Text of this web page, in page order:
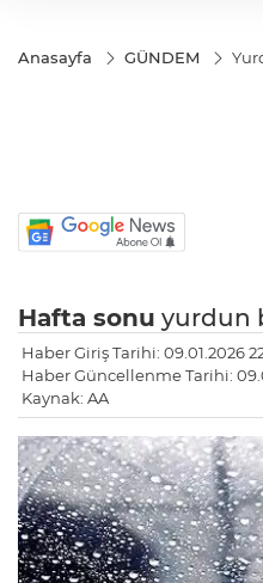
Anasayfa GÜNDEM
Hafta sonu yurdun
Haber Giriş Tarihi: 09.01.2026
Haber Güncellenme Tarihi:
Kaynak: AA